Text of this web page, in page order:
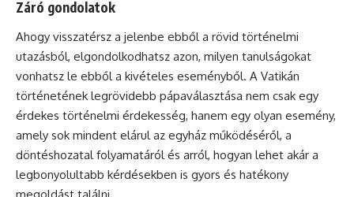
Záró gondolatok
Ahogy visszatérsz a jelenbe ebből a rövid történelmi
utazásból, elgondolkodhatsz azon, milyen tanulságokat
vonhatsz le ebből a kivételes eseményből. A Vatikán
történetének legrövidebb pápaválasztása nem csak egy
érdekes történelmi érdekesség, hanem egy olyan esemény,
amely sok mindent elárul az egyház működéséről, a
döntéshozatal folyamatáról és arról, hogyan lehet akár a
legbonyolultabb kérdésekben is gyors és hatékony